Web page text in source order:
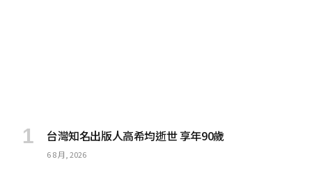
台灣知名出版人高希均逝世 享年90歲
6 8 月, 2026